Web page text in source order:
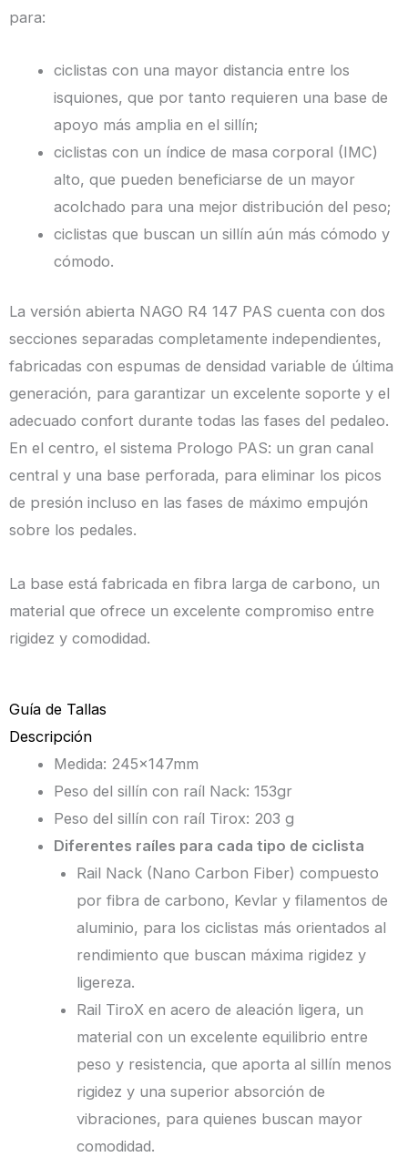
para:
ciclistas con una mayor distancia entre los
isquiones, que por tanto requieren una base de
apoyo más amplia en el sillín;
ciclistas con un índice de masa corporal (IMC)
alto, que pueden beneficiarse de un mayor
acolchado para una mejor distribución del peso;
ciclistas que buscan un sillín aún más cómodo y
cómodo.
La versión abierta NAGO R4 147 PAS cuenta con dos
secciones separadas completamente independientes,
fabricadas con espumas de densidad variable de última
generación, para garantizar un excelente soporte y el
adecuado confort durante todas las fases del pedaleo.
En el centro, el sistema Prologo PAS: un gran canal
central y una base perforada, para eliminar los picos
de presión incluso en las fases de máximo empujón
sobre los pedales.
La base está fabricada en fibra larga de carbono, un
material que ofrece un excelente compromiso entre
rigidez y comodidad.
Guía de Tallas
Descripción
Medida: 245x147mm
Peso del sillín con raíl Nack: 153gr
Peso del sillín con raíl Tirox: 203 g
Diferentes raíles para cada tipo de ciclista
Rail Nack (Nano Carbon Fiber) compuesto
por fibra de carbono, Kevlar y filamentos de
aluminio, para los ciclistas más orientados al
rendimiento que buscan máxima rigidez y
ligereza.
Rail TiroX en acero de aleación ligera, un
material con un excelente equilibrio entre
peso y resistencia, que aporta al sillín menos
rigidez y una superior absorción de
vibraciones, para quienes buscan mayor
comodidad.